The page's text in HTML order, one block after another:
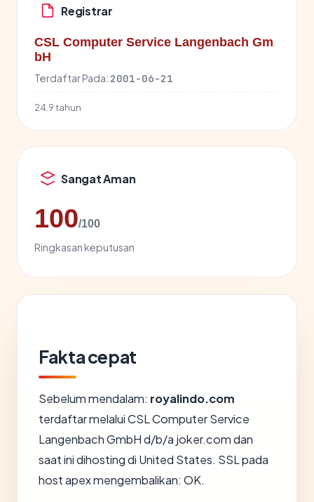
Registrar
CSL Computer Service Langenbach Gm
bH
Terdaftar Pada: 2001-06-21
24.9 tahun
Sangat Aman
100/100
Ringkasan keputusan
Fakta cepat
Sebelum mendalam: royalindo.com
terdaftar melalui CSL Computer Service
Langenbach GmbH d/b/a joker.com dan
saat ini dihosting di United States. SSL pada
host apex mengembalikan: OK.